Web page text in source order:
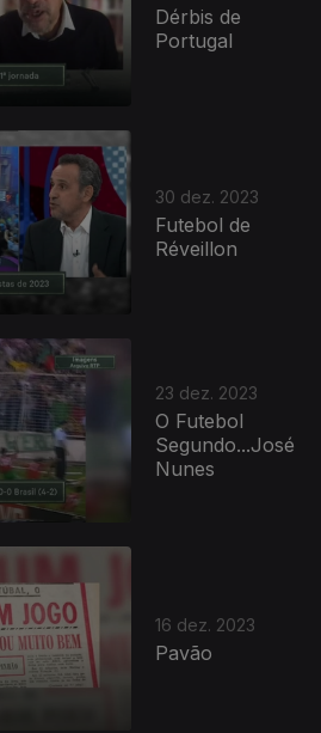
Dérbis de
Portugal
30 dez. 2023
Futebol de
Réveillon
23 dez. 2023
O Futebol
Segundo...José
Nunes
16 dez. 2023
Pavão